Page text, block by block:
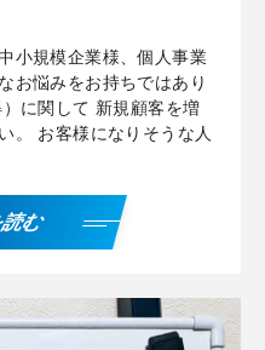
小規模企業様、個人事業
お悩みをお持ちではあり
に関して 新規顧客を増
。 お客様になりそうな人
読む